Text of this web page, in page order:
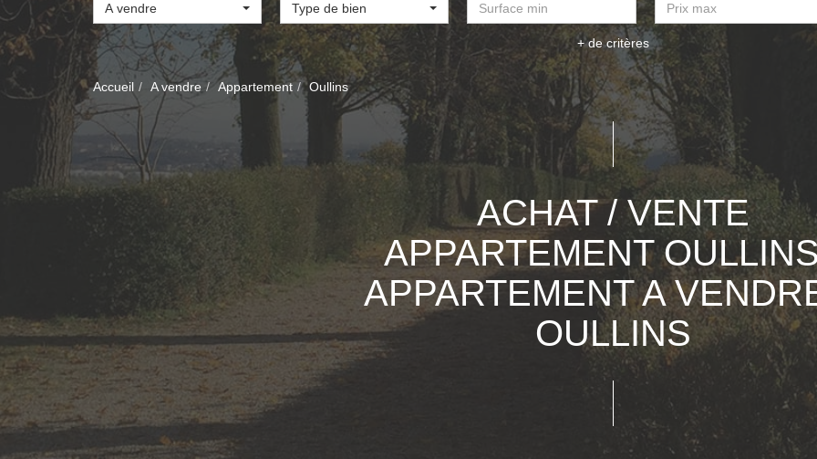
A vendre Type de bien
+ de critères
Accueil A vendre Appartement Oullins
ACHAT / VENTE
APPARTEMENT
APPARTEMENT A
OULLINS